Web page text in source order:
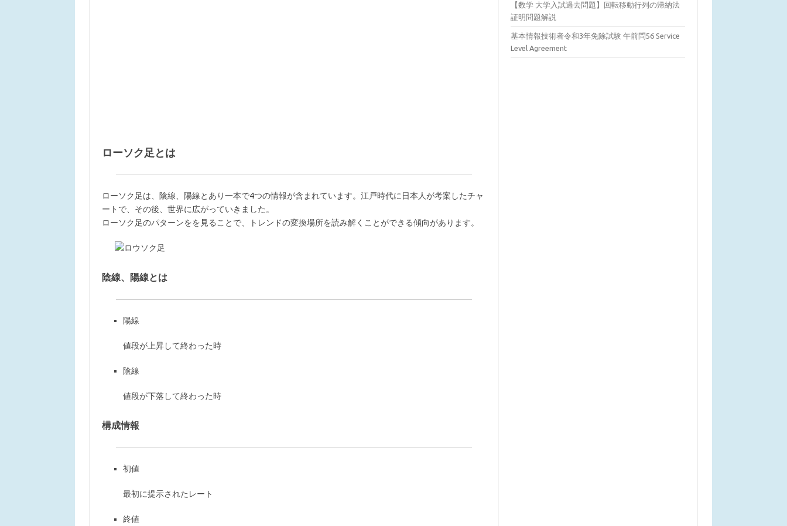
ローソク足とは
ローソク足は、陰線、陽線とあり一本で4つの情報が含まれています。江戸時代に日本人が考案したチャ
ートで、その後、世界に広がっていきました。
ローソク足のパターンをを見ることで、トレンドの変換場所を読み解くことができる傾向があります。
陰線、陽線とは
陽線
値段が上昇して終わった時
陰線
値段が下落して終わった時
構成情報
初値
最初に提示されたレート
終値
【数学 大学入試過去問題】回転移動行列の帰納法
証明問題解説
基本情報技術者令和3年免除試験 午前問56 Service
Level Agreement